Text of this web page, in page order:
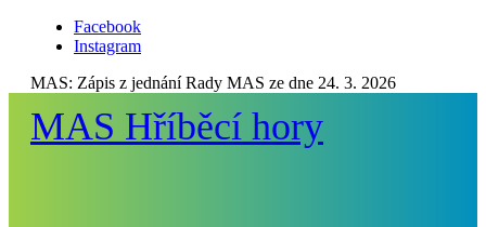
Facebook
Instagram
MAS: Zápis z jednání Rady MAS ze dne 24. 3. 2026
MAS Hříběcí hory